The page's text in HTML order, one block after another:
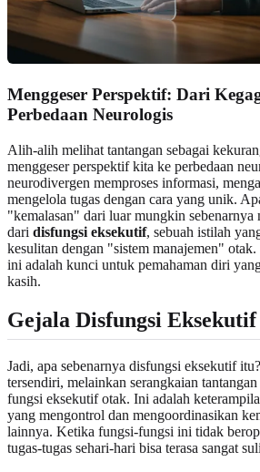
Menggeser Perspektif: Dari
Perbedaan Neurologis
Alih-alih melihat tantangan sebagai
menggeser perspektif kita ke perbedaan
neurodivergen memproses informasi,
mengelola tugas dengan cara yang unik.
"kemalasan" dari luar mungkin sebenarnya
dari disfungsi eksekutif, sebuah istilah
kesulitan dengan "sistem manajemen"
ini adalah kunci untuk pemahaman diri
kasih.
Gejala Disfungsi
Jadi, apa sebenarnya disfungsi eksekutif
tersendiri, melainkan serangkaian
fungsi eksekutif otak. Ini adalah
yang mengontrol dan mengoordinasikan
lainnya. Ketika fungsi-fungsi ini tidak
tugas-tugas sehari-hari bisa terasa sangat